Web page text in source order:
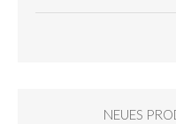
NEUES